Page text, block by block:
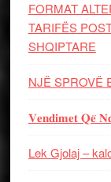
FORMAT
TARIFËS
SHQIPTARE
NJË SPROVË
𝐕𝐞𝐧𝐝𝐢𝐦𝐞𝐭 𝐐𝐞̈
Lek Gjolaj –